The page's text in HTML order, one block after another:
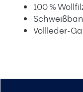
100 %
Vollleder-